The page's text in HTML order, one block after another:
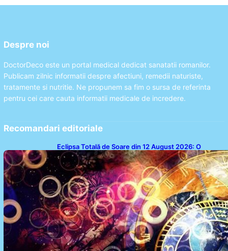
Despre noi
DoctorDeco este un portal medical dedicat sanatatii romanilor.
Publicam zilnic informatii despre afectiuni, remedii naturiste,
tratamente si nutritie. Ne propunem sa fim o sursa de referinta
pentru cei care cauta informatii medicale de incredere.
Recomandari editoriale
Eclipsa Totală de Soare din 12 August 2026: O
Analiză a Impactului asupra Trei Zodii și a Ciclului de
18 Ani